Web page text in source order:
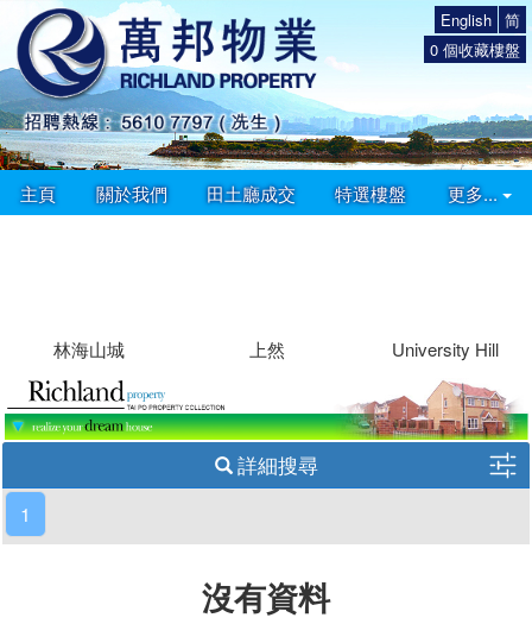
简
English
0 個收藏樓盤
主頁 關於我們 田土廳成交 特選樓盤 更多...
林海山城 上然 University Hill
詳細搜尋
1
沒有資料